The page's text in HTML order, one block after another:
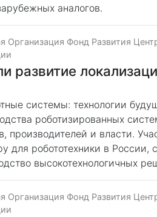
аналогов.
Организация Фонд Развития
развитие
системы: технологии
роботизированных
производителей и власти.
для робототехники в России,
высокотехнологичных
Организация Фонд Развития